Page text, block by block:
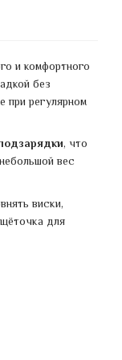
и комфортного
без
при регулярном
, что
вес
виски,
для